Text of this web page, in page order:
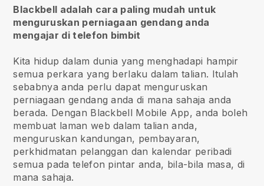
Blackbell adalah cara paling mudah untuk
menguruskan perniagaan gendang anda
mengajar di telefon bimbit
Kita hidup dalam dunia yang menghadapi hampir
semua perkara yang berlaku dalam talian. Itulah
sebabnya anda perlu dapat menguruskan
perniagaan gendang anda di mana sahaja anda
berada. Dengan Blackbell Mobile App, anda boleh
membuat laman web dalam talian anda,
menguruskan kandungan, pembayaran,
perkhidmatan pelanggan dan kalendar peribadi
semua pada telefon pintar anda, bila-bila masa, di
mana sahaja.